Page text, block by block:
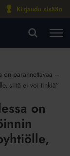
Kirjaudu sisään
on parannettavaa –
siitä ei voi tinkiä”
on